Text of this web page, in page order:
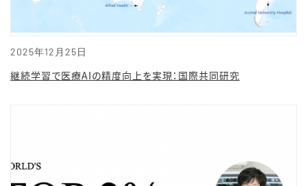
2025年12月25日
継続学習で医療AIの精度向上を実現：国際共同研究